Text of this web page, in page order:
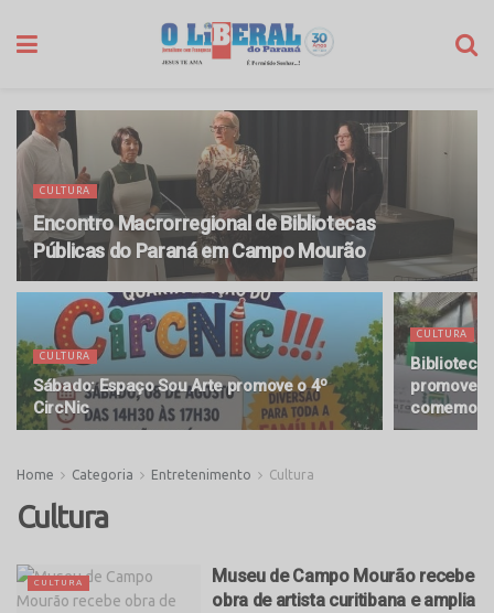
CULTURA
Encontro Macrorregional de Bibliotecas
Públicas do Paraná em Campo Mourão
CULTURA
Sábado: Espaço Sou Arte promove o 4º
CircNic
CULTURA
Biblioteca
promove
Home Categoria Entretenimento Cultura
Cultura
CULTURA
Museu de Campo Mourão recebe
obra de artista curitibana e amplia